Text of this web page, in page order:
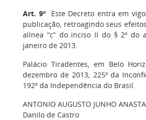
Art. 9ºEste Decreto entra em
publicação, retroagindo seus
alínea “c” do inciso II do § 2º do
janeiro de 2013.
Palácio Tiradentes, em Belo
dezembro de 2013; 225º da
192º da Independência do Brasil.
ANTONIO AUGUSTO JUNHO
Danilo de Castro